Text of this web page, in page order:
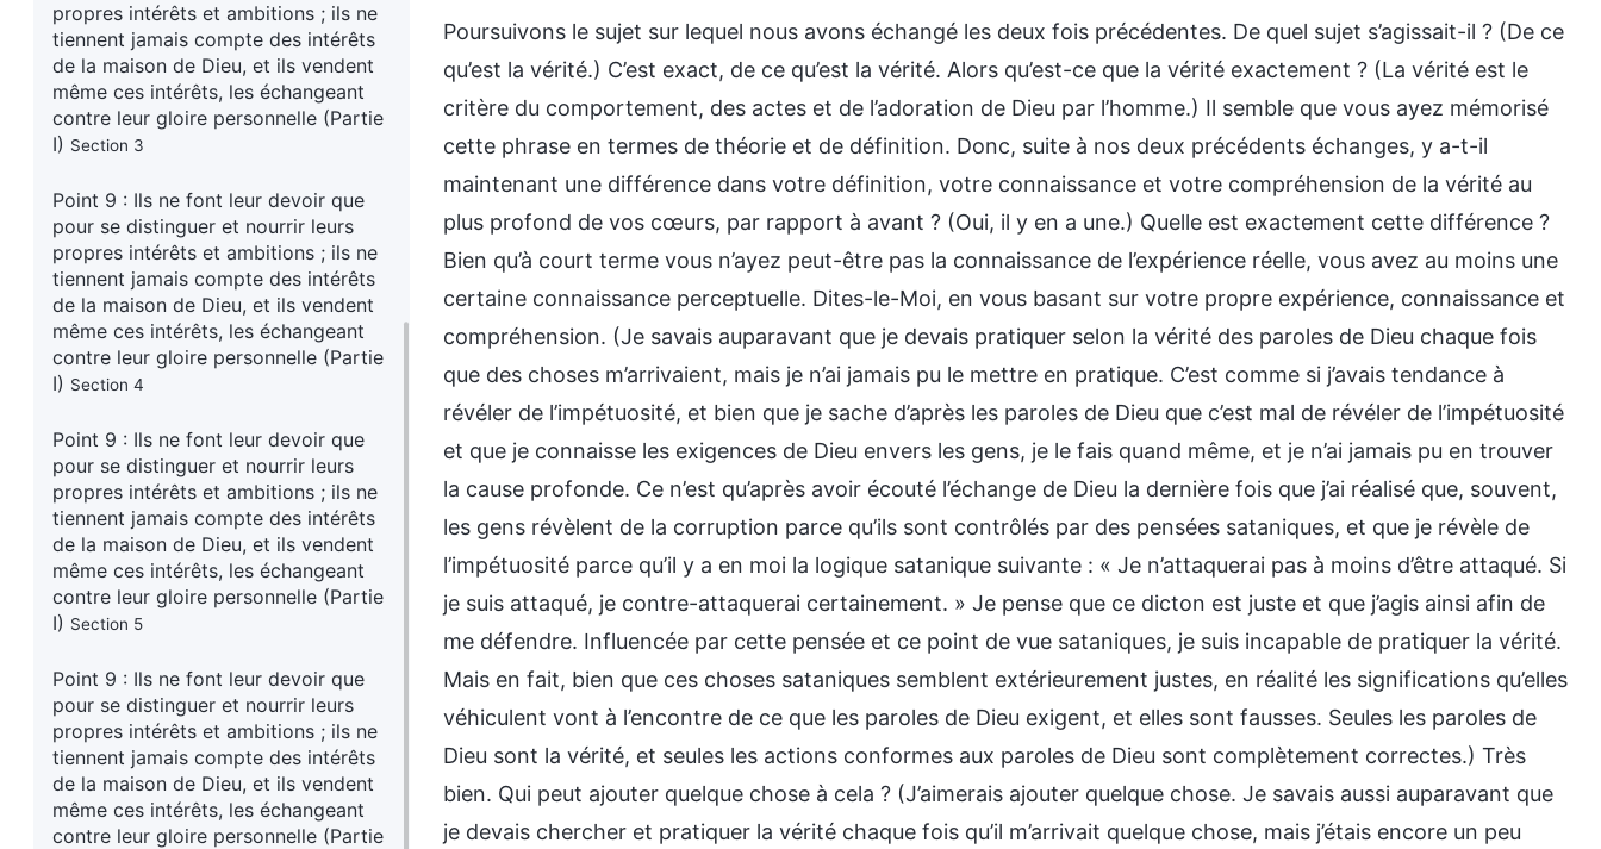
propres intérêts et ambitions ; ils ne
tiennent jamais compte des intérêts
de la maison de Dieu, et ils vendent
même ces intérêts, les échangeant
contre leur gloire personnelle (Partie
I) Section 3
Point 9 : Ils ne font leur devoir que
pour se distinguer et nourrir leurs
propres intérêts et ambitions ; ils ne
tiennent jamais compte des intérêts
de la maison de Dieu, et ils vendent
même ces intérêts, les échangeant
contre leur gloire personnelle (Partie
I) Section 4
Point 9 : Ils ne font leur devoir que
pour se distinguer et nourrir leurs
propres intérêts et ambitions ; ils ne
tiennent jamais compte des intérêts
de la maison de Dieu, et ils vendent
même ces intérêts, les échangeant
contre leur gloire personnelle (Partie
I) Section 5
Point 9 : Ils ne font leur devoir que
pour se distinguer et nourrir leurs
propres intérêts et ambitions ; ils ne
tiennent jamais compte des intérêts
de la maison de Dieu, et ils vendent
même ces intérêts, les échangeant
contre leur gloire personnelle (Partie
Poursuivons le sujet sur lequel nous avons échangé les deux fois précédentes. De quel sujet s’agissait-il ? (De ce qu’est la vérité.) C’est exact, de ce qu’est la vérité. Alors qu’est-ce que la vérité exactement ? (La vérité est le critère du comportement, des actes et de l’adoration de Dieu par l’homme.) Il semble que vous ayez mémorisé cette phrase en termes de théorie et de définition. Donc, suite à nos deux précédents échanges, y a-t-il maintenant une différence dans votre définition, votre connaissance et votre compréhension de la vérité au plus profond de vos cœurs, par rapport à avant ? (Oui, il y en a une.) Quelle est exactement cette différence ? Bien qu’à court terme vous n’ayez peut-être pas la connaissance de l’expérience réelle, vous avez au moins une certaine connaissance perceptuelle. Dites-le-Moi, en vous basant sur votre propre expérience, connaissance et compréhension. (Je savais auparavant que je devais pratiquer selon la vérité des paroles de Dieu chaque fois que des choses m’arrivaient, mais je n’ai jamais pu le mettre en pratique. C’est comme si j’avais tendance à révéler de l’impétuosité, et bien que je sache d’après les paroles de Dieu que c’est mal de révéler de l’impétuosité et que je connaisse les exigences de Dieu envers les gens, je le fais quand même, et je n’ai jamais pu en trouver la cause profonde. Ce n’est qu’après avoir écouté l’échange de Dieu la dernière fois que j’ai réalisé que, souvent, les gens révèlent de la corruption parce qu’ils sont contrôlés par des pensées sataniques, et que je révèle de l’impétuosité parce qu’il y a en moi la logique satanique suivante : « Je n’attaquerai pas à moins d’être attaqué. Si je suis attaqué, je contre-attaquerai certainement. » Je pense que ce dicton est juste et que j’agis ainsi afin de me défendre. Influencée par cette pensée et ce point de vue sataniques, je suis incapable de pratiquer la vérité. Mais en fait, bien que ces choses sataniques semblent extérieurement justes, en réalité les significations qu’elles véhiculent vont à l’encontre de ce que les paroles de Dieu exigent, et elles sont fausses. Seules les paroles de Dieu sont la vérité, et seules les actions conformes aux paroles de Dieu sont complètement correctes.) Très bien. Qui peut ajouter quelque chose à cela ? (J’aimerais ajouter quelque chose. Je savais aussi auparavant que je devais chercher et pratiquer la vérité chaque fois qu’il m’arrivait quelque chose, mais j’étais encore un peu confus sur la façon de pratiquer. Ayant écouté l’échange de Dieu, je sens que la vérité est très réaliste et se rapporte à tous les aspects de la vie. Prenez certains des exemples mentionnés par Dieu. Les Chinois apprennent aussi à boire du café après être arrivés dans les pays occidentaux. Ce n’est pas un problème avec la façon dont on agit, mais un problème avec les pensées et points de vue des gens, et cela se rapporte à la vérité. En outre, après avoir suivi la dissection par Dieu de certains dictons et idiomes courants que les gens pensent être justes, j’en suis venu à penser que je devrais réfléchir à mes propres comportements et pratiques qui semblent corrects, aux intentions, aux pensées et aux points de vue qui sous-tendent ces comportements, et à ce que je vis exactement en m’appuyant sur ces choses. Je me sens maintenant plus précis quant à la manière de chercher et de pratiquer la vérité chaque fois que des problèmes se posent à moi, et ce n’est plus si abstrait.) Il semble qu’à travers ces deux échanges, la plupart des gens aient acquis une compréhension de base de ce qu’est la vérité et de certains sujets qui se rapportent à la vérité et que, du fond de leur cœur, ils aient déjà commencé à réfléchir à la question de savoir si leur conduite et leurs actions se rapportent à la vérité, ainsi qu’à celle de savoir exactement quelles sont, parmi les choses auxquelles ils adhèrent et qu’ils entendent dans leur croyance en Dieu, celles qui sont la vérité et celles qui ne le sont pas, et si les choses qu’ils pensent être justes sont en fait la vérité, et quelle est la relation de ces choses avec la vérité. Après avoir réfléchi, les gens peuvent alors déterminer ce qu’est exactement la vérité, ainsi que précisément quelles choses sont la vérité, et quelles choses ne sont pas la vérité. Après avoir écouté des sermons pendant tant d’années et mangé et bu les paroles de Dieu pendant tant d’années, la plupart des gens ont gagné certaines choses et peuvent clairement voir un fait : les paroles de Dieu sont bien la vérité, les exigences de Dieu sont la vérité, et tout ce qui vient de Dieu est la vérité. Les personnes qui croient vraiment en Dieu ont déjà reconnu et accepté ce fait du fond du cœur, mais dans la vie concrète, elles peuvent souvent dire inconsciemment des choses qui n’ont rien à voir avec la vérité ou qui vont à l’encontre de la vérité. Certains traitent même les choses que les gens pensent justes et bonnes comme la vérité, et en particulier n’ont pas discerné les idées fausses et les paroles diaboliques spécieuses qui viennent de Satan, qu’ils ont non seulement acceptées depuis longtemps dans leur cœur, mais qu’ils traitent même comme des choses positives. Par exemple, de nombreuses philosophies sataniques telles que « Dent pour dent, œil pour œil », « Je vais te rendre la monnaie de ta pièce », « Les gens sensés savent se protéger, ils cherchent seulement à éviter de commettre des erreurs », « Je n’attaquerai pas à moins d’être attaqué » et ainsi de suite, sont considérées par les gens comme des vérités et des devises de vie, et les gens se sentent même particulièrement satisfaits d’eux-mêmes à adhérer à ces philosophies sataniques, et ce n’est qu’après avoir lu les paroles de Dieu qu’ils se rendent compte que ces choses de Satan ne sont pas vraiment la vérité, mais plutôt des hérésies et des idées fausses spécieuses qui fourvoient les gens. D’où viennent ces choses ? Certaines proviennent de l’éducation scolaire et sont tirées des manuels, d’autres proviennent de l’éducation familiale et d’autres encore proviennent du conditionnement social. En bref, elles proviennent toutes de la culture traditionnelle et sont issues de l’éducation de Satan. Ces choses ont-elles quelque chose à voir avec la vérité ? Elles n’ont absolument rien à voir avec elle. Mais les gens ne peuvent pas discerner ces choses pour ce qu’elles sont, et les considèrent toujours comme la vérité. Ce problème est-il devenu trop grave ? Quelles sont les conséquences lorsque l’on considère ces choses de Satan comme la vérité ? Les gens peuvent-ils se débarrasser de leurs tempéraments corrompus en adhérant à ces choses ? Les gens peuvent-ils parvenir à vivre une humanité normale en adhérant à ces choses ? Peuvent-ils vivre conformément à la conscience et à la raison en y adhérant ? Peuvent-ils s’élever aux normes de la conscience et de la raison en y adhérant ? Peuvent-ils gagner l’approbation de Dieu en y adhérant ? Ils ne peuvent rien faire de tout cela. Puisqu’ils ne peuvent rien faire de tout cela, ces choses auxquelles les gens adhèrent sont-elles la vérité ? Peuvent-elles servir de vie à une personne ? Quelles sont les conséquences du fait que les gens considèrent ces choses négatives – telles que les philosophies des relations mondaines, les stratégies de survie, les lois de la survie, et même la culture traditionnelle, qu’ils pensent être justes et bonnes – comme étant la vérité et qu’ils y adhèrent ? L’humanité adhère à ces choses depuis des milliers d’années. A-t-elle changé pour autant ? La situation actuelle de l’humanité a-t-elle changé le moins du monde ? L’espèce humaine corrompue ne devient-elle pas de plus en plus malveillante et de plus en plus réfractaire à Dieu ? Dieu exprime de nombreuses vérités chaque fois qu’Il fait Son œuvre, et les gens peuvent voir que ces vérités ont de l’autorité et de la puissance, alors comment se fait-il que les humains soient encore capables de nier Dieu et de Lui résister ? Pourquoi ne peuvent-ils toujours pas accepter Dieu et se soumettre à Lui ? Cela suffit à montrer que l’humanité a été trop profondément corrompue par Satan, que l’humanité corrompue est pleine de tempéraments sataniques, d’aversion pour la vérité, la hait et ne l’accepte pas du tout. La racine de ce problème est que les êtres humains ont accepté trop de philosophies sataniques et trop de connaissances sataniques. Au plus profond de leur cœur, les gens ont été saturés par toutes sortes de pensées et de points de vue sataniques, et ils ont ainsi développé un tempérament d’aversion pour la vérité et de haine de la vérité. Nous pouvons voir chez de très nombreuses personnes qui croient en Dieu que, bien qu’elles reconnaissent que les paroles de Dieu ont une autorité et un pouvoir, elles n’acceptent pas la vérité. Autrement dit, lorsque les gens mangent et boivent les paroles de Dieu, bien qu’ils admettent avec leur bouche que « les paroles de Dieu sont la vérité, il n’y a rien au-dessus de la vérité, la vérité est dans nos cœurs, et nous prenons la poursuite de la vérité comme le but de l’existence », dans la vie réelle, ils vivent encore de dictons sataniques et de philosophies sataniques bien connus, ils mettent les paroles de Dieu et la vérité de côté, et adhèrent à et pratiquent des choses telles que la connaissance théologique et la doctrine spirituelle humaines comme si elles étaient la vérité. Est-ce là l’état réel de la plupart des gens qui croient en Dieu ? (Oui.) Si vous continuez à adhérer de cette manière et ne disséquez pas et ne comprenez pas ces choses profondément enracinées de la culture traditionnelle satanique basée sur les paroles de Dieu, et si vous ne pouvez pas les discerner à la racine, ou en acquérir une compréhension approfondie, ou les abandonner, quel en sera le résultat ? Un résultat est certain, c’est que les gens croient en Dieu pendant de nombreuses années et ne savent pourtant pas quelle est la vérité ou quel chemin prendre, et finalement ils ont tous un ensemble